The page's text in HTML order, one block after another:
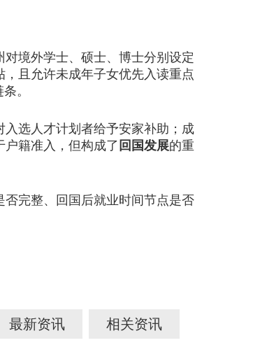
境外学士、硕士、博士分别设定
且允许未成年子女优先入读重点
。
选人才计划者给予安家补助；成
籍准入，但构成了 回国发展的重
完整、回国后就业时间节点是否
最新资讯 相关资讯